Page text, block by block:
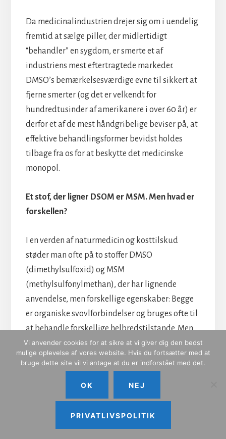
Da medicinalindustrien drejer sig om i uendelig
fremtid at sælge piller, der midlertidigt
“behandler” en sygdom, er smerte et af
industriens mest eftertragtede markeder.
DMSO’s bemærkelsesværdige evne til sikkert at
fjerne smerter (og det er velkendt for
hundredtusinder af amerikanere i over 60 år) er
derfor et af de mest håndgribelige beviser på, at
effektive behandlingsformer bevidst holdes
tilbage fra os for at beskytte det medicinske
monopol.
Et stof, der ligner DSOM er MSM. Men hvad er
forskellen?
I en verden af naturmedicin og kosttilskud
støder man ofte på to stoffer DMSO
(dimethylsulfoxid) og MSM
(methylsulfonylmethan), der har lignende
anvendelse, men forskellige egenskaber: Begge
er organiske svovlforbindelser og bruges ofte til
at behandle forskellige helbredstilstande. Men
hvad er de nøjagtige forskelle, og hvad passer
bedst til dig?
DMSO (dimethylsulfoxid)
DMSO blev første gang syntetiseret i 1866 af den
russiske kemiker Alexander Zaytsev. Det er et
Vi anvender cookies for at sikre at vi giver dig den bedst
mulige oplevelse af vores website. Hvis du fortsætter med at
bruge dette site vil vi antage at du er indforstået med det.
OK NEJ
PRIVATLIVSPOLITIK